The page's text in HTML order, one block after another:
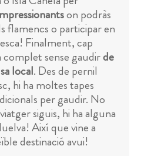
on podràs
flamencs o participar en
Finalment, cap
complet sense gaudirde
local. Des de pernil
hi ha moltes tapes
per gaudir. No
siguis, hi ha alguna
Així que vine a
destinació avui!